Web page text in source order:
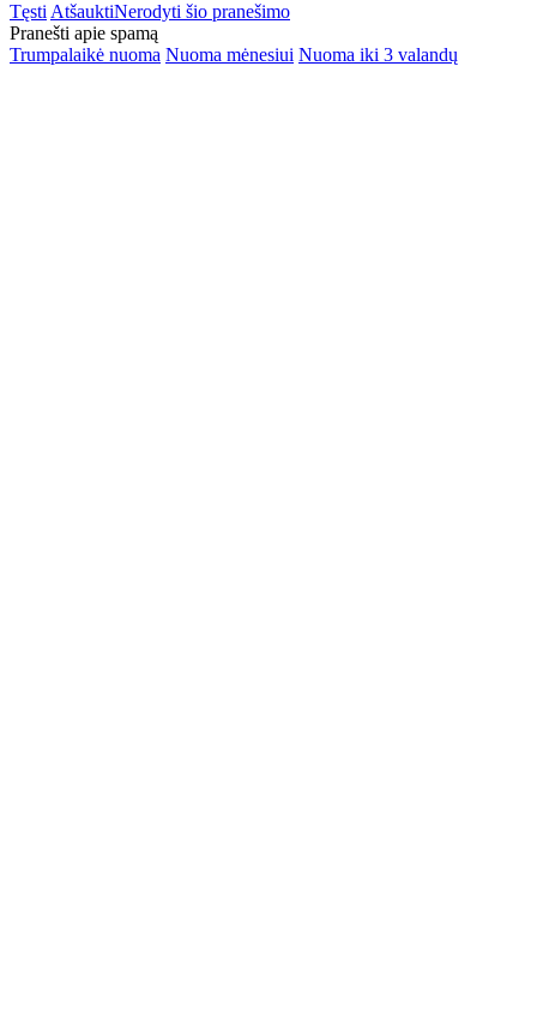
Tęsti AtšauktiNerodyti šio pranešimo
Pranešti apie spamą
Trumpalaikė nuoma Nuoma mėnesiui Nuoma iki 3 valandų